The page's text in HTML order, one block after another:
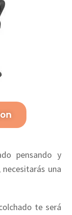
pensando y
una
te será